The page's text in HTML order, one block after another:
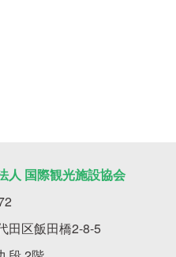
人 国際観光施設協会
田区飯田橋2-8-5